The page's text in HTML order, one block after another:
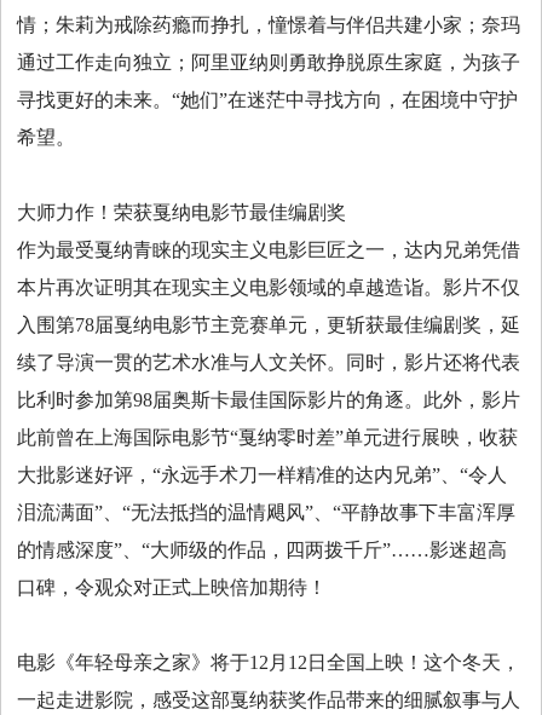
情；朱莉为戒除药瘾而挣扎，憧憬着与伴侣共建小家；奈玛
通过工作走向独立；阿里亚纳则勇敢挣脱原生家庭，为孩子
寻找更好的未来。“她们”在迷茫中寻找方向，在困境中守护
希望。
大师力作！荣获戛纳电影节最佳编剧奖
作为最受戛纳青睐的现实主义电影巨匠之一，达内兄弟凭借
本片再次证明其在现实主义电影领域的卓越造诣。影片不仅
入围第78届戛纳电影节主竞赛单元，更斩获最佳编剧奖，延
续了导演一贯的艺术水准与人文关怀。同时，影片还将代表
比利时参加第98届奥斯卡最佳国际影片的角逐。此外，影片
此前曾在上海国际电影节“戛纳零时差”单元进行展映，收获
大批影迷好评，“永远手术刀一样精准的达内兄弟”、“令人
泪流满面”、“无法抵挡的温情飓风”、“平静故事下丰富浑厚
的情感深度”、“大师级的作品，四两拨千斤”……影迷超高
口碑，令观众对正式上映倍加期待！
电影《年轻母亲之家》将于12月12日全国上映！这个冬天，
一起走进影院，感受这部戛纳获奖作品带来的细腻叙事与人